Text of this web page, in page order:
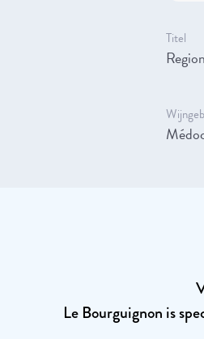
Titel
Le Bourguignon is